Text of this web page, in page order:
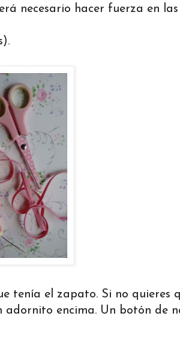
necesario hacer fuerza en
tenía el zapato. Si no quieres
adornito encima. Un botón de